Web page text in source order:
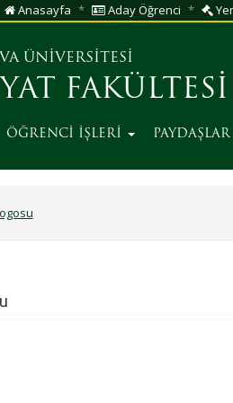
Anasayfa Aday Öğrenci
ÜNİVERSİTESİ
FAKÜLTESİ
ÖĞRENCİ İŞLERİ PAYDAŞLAR